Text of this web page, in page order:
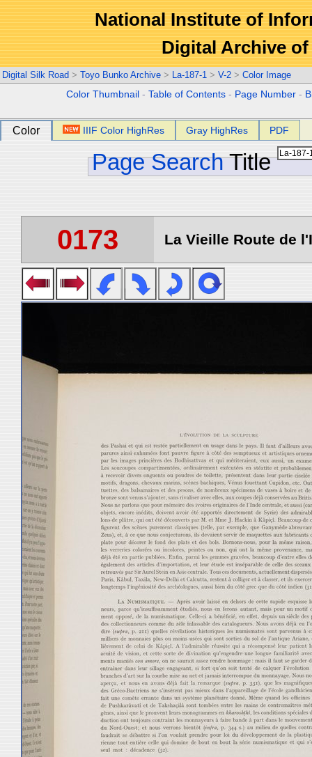
National Institute of
Digital Archive
Digital Silk Road > Toyo Bunko Archive > La-187-1 > V-2 > Color Image
Color Thumbnail -Table of Contents - Page Number -
Color IIIF Color HighRes Gray HighRes PDF
Page Search Title
0173 La Vieille Route de